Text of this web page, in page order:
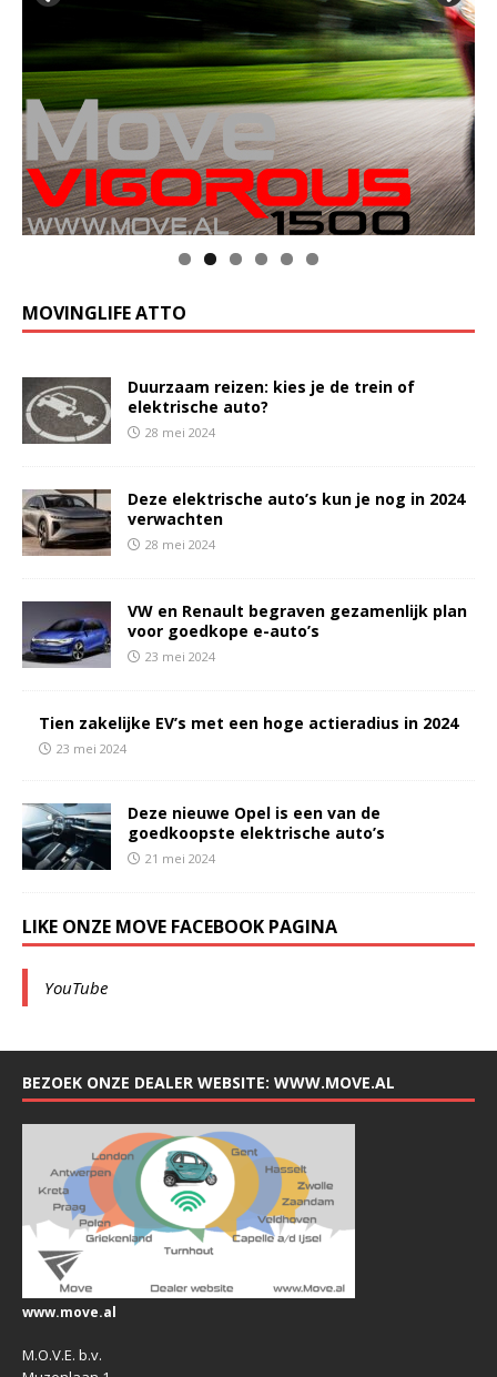
MOVINGLIFE ATTO
Duurzaam reizen: kies je de trein of
elektrische auto?
28 mei 2024
Deze elektrische auto’s kun je nog in 2024
verwachten
28 mei 2024
VW en Renault begraven gezamenlijk plan
voor goedkope e-auto’s
23 mei 2024
Tien zakelijke EV’s met een hoge actieradius in 2024
23 mei 2024
Deze nieuwe Opel is een van de
goedkoopste elektrische auto’s
21 mei 2024
LIKE ONZE MOVE FACEBOOK PAGINA
YouTube
BEZOEK ONZE DEALER WEBSITE: WWW.MOVE.AL
www.move.al
M.O.V.E. b.v.